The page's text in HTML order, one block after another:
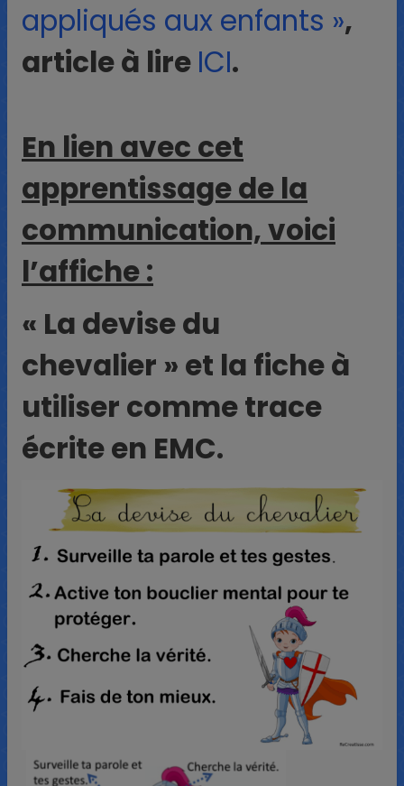
appliqués aux enfants »,
article à lire ICI.
En lien avec cet
apprentissage de la
communication, voici
l’affiche :
« La devise du
chevalier » et la fiche à
utiliser comme trace
écrite en EMC.